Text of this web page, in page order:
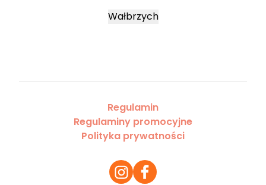
Wałbrzych
Regulamin
Regulaminy promocyjne
Polityka prywatności